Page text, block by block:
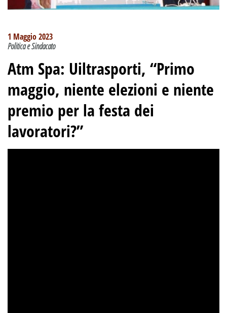
1 Maggio 2023
Politica e Sindacato
Atm Spa: Uiltrasporti, “Primo
maggio, niente elezioni e niente
premio per la festa dei
lavoratori?”